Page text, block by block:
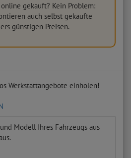
gekauft? Kein Problem:
auch selbst gekaufte
günstigen Preisen.
Werkstattangebote einholen!
Modell Ihres Fahrzeugs aus